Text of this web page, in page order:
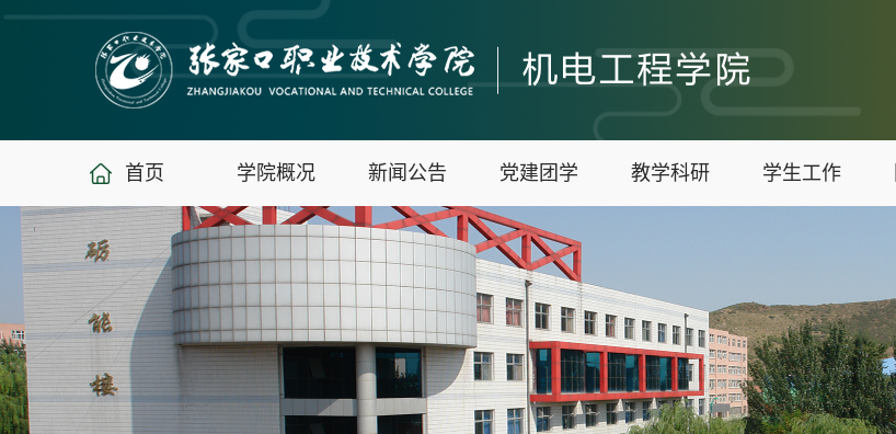
首页 学院概况 新闻公告 党建团学 教学科研 学生工作